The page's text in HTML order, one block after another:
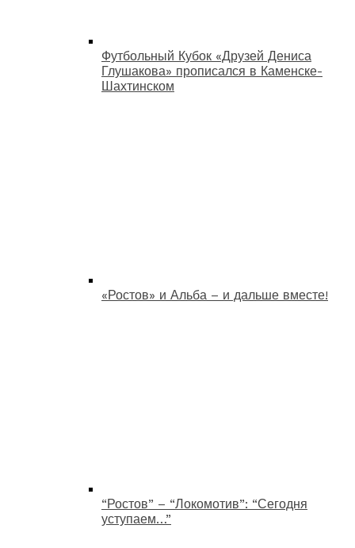
Футбольный Кубок «Друзей Дениса
Глушакова» прописался в Каменске-
Шахтинском
«Ростов» и Альба – и дальше вместе!
“Ростов” – “Локомотив”: “Сегодня
уступаем…”